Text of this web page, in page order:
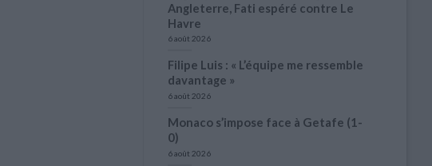
Angleterre, Fati espéré contre Le
Havre
6 août 2026
Filipe Luis : « L’équipe me ressemble
davantage »
6 août 2026
Monaco s’impose face à Getafe (1-
0)
6 août 2026